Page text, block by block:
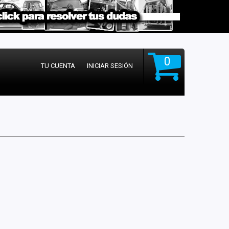
0
TU CUENTA INICIAR SESIÓN